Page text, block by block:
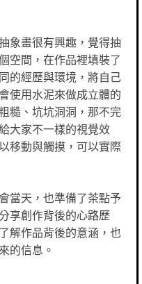
象畫很有興趣，覺得抽
空間，在作品裡填裝了
的經歷與環境，將自己
使用水泥來做成立體的
糙、坑坑洞洞，那不完
大家不一樣的視覺效
移動與觸摸，可以實際
當天，也準備了茶點予
享創作背後的心路歷
解作品背後的意涵，也
的信息。